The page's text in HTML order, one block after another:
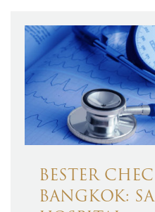
BESTER
BANGKOK: